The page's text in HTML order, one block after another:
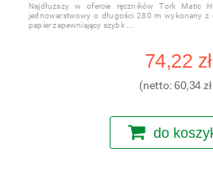
Najdłuższy w ofercie ręczników Tork Matic
jednowarstwowy o długości 280 m wykonany z
papier zapewniający szybk
74,22 zł
(netto:60,34 zł
do